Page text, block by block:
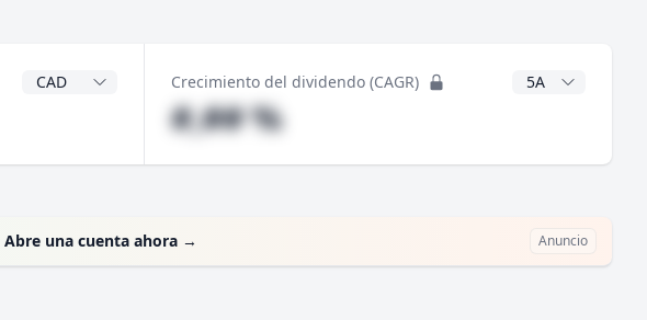
Divisa del dividendo Crecimiento del dividendo (CAGR) Años CAGR
#,## %
Abre una cuenta ahora → Anuncio